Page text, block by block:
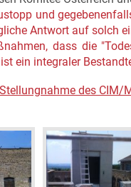
und
Antwort auf solch
dass die
ein integraler
des CIM/